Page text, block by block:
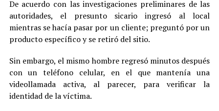
De acuerdo con las investigaciones preliminares de las
autoridades, el presunto sicario ingresó al local
mientras se hacía pasar por un cliente; preguntó por un
producto específico y se retiró del sitio.
Sin embargo, el mismo hombre regresó minutos después
con un teléfono celular, en el que mantenía una
videollamada activa, al parecer, para verificar la
identidad de la víctima.